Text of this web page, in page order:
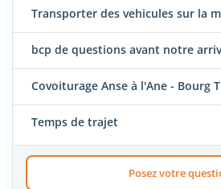
Transporter des vehicules sur la
bcp de questions avant notre
Covoiturage Anse à l'Ane - Bourg
Temps de trajet
Posez votre